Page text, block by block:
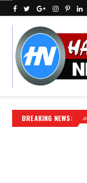
BREAKING NEWS:
সুভাষ পাঁজা Contact